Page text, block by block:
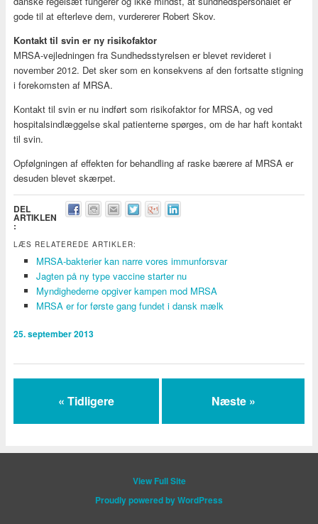
gode til at efterleve dem, vurdererer Robert Skov.
Kontakt til svin er ny risikofaktor
MRSA-vejledningen fra Sundhedsstyrelsen er blevet revideret i
november 2012. Det sker som en konsekvens af den fortsatte stigning
i forekomsten af MRSA.
Kontakt til svin er nu indført som risikofaktor for MRSA, og ved
hospitalsindlæggelse skal patienterne spørges, om de har haft kontakt
til svin.
Opfølgningen af effekten for behandling af raske bærere af MRSA er
desuden blevet skærpet.
DEL
ARTIKLEN
:
LÆS RELATEREDE ARTIKLER:
MRSA-bakterier kan narre vores immunforsvar
Jagten på ny type vaccine starter nu
Myndighederne opgiver kampen mod MRSA
MRSA er for første gang fundet i dansk mælk
25. september 2013
« Tidligere Næste »
View Full Site
Proudly powered by WordPress